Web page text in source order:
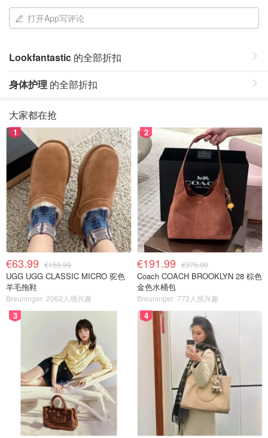
打开App写评论
Lookfantastic 的全部折扣
身体护理 的全部折扣
大家都在抢
1
€63.99 €159.99
UGG UGG CLASSIC MICRO 驼色
羊毛拖鞋
Breuninger 2062人感兴趣
2
€191.99 €375.00
Coach COACH BROOKLYN 28 棕色
金色水桶包
Breuninger 773人感兴趣
3 4